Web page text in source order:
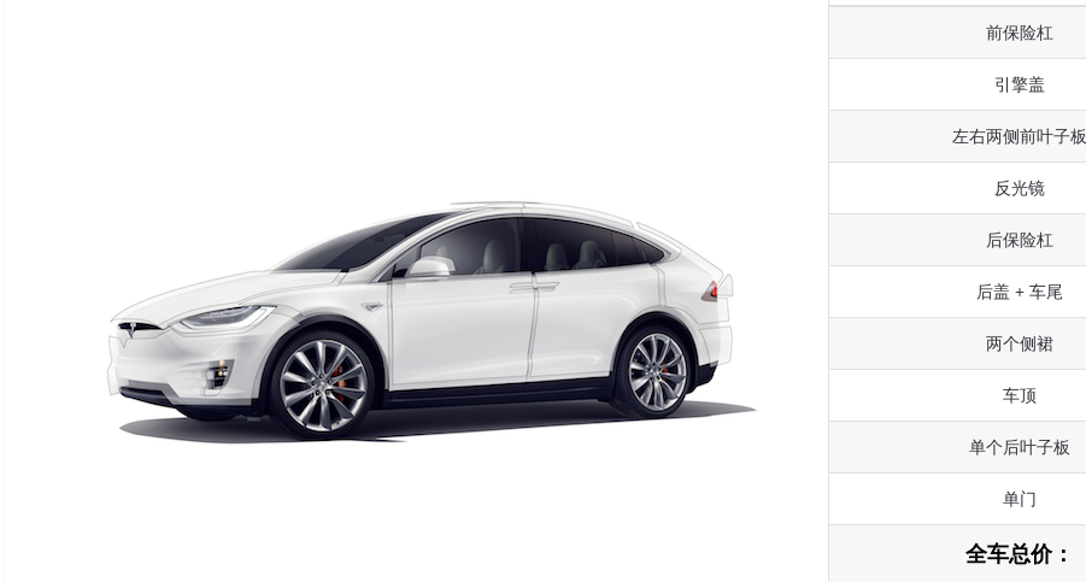
前保险杠
引擎盖
左右两侧前叶子板
反光镜
后保险杠
后盖 + 车尾
两个侧裙
车顶
单个后叶子板
单门
全车总价：